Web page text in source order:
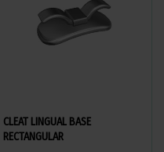
CLEAT LINGUAL BASE
RECTANGULAR